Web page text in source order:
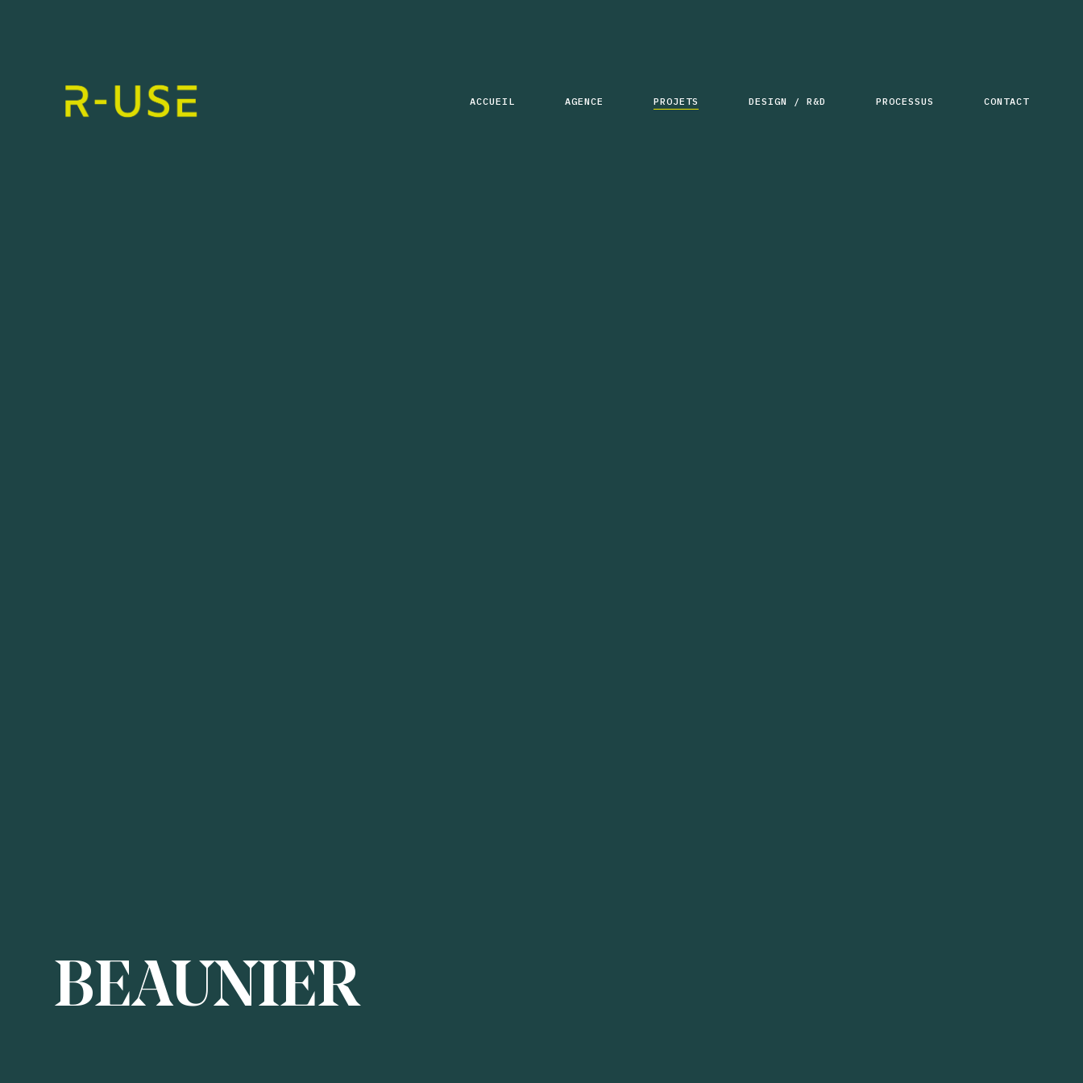
ACCUEIL AGENCE PROJETS DESIGN / R&D PROCESSUS CONTACT
BEAUNIER